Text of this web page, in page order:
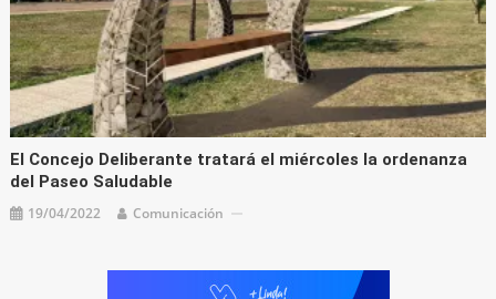
El Concejo Deliberante tratará el miércoles la ordenanza
del Paseo Saludable
19/04/2022 Comunicación